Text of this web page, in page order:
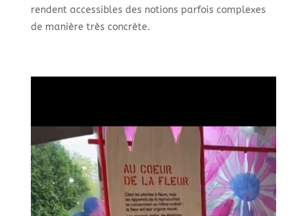
rendent accessibles des notions parfois complexes
de manière très concrète.